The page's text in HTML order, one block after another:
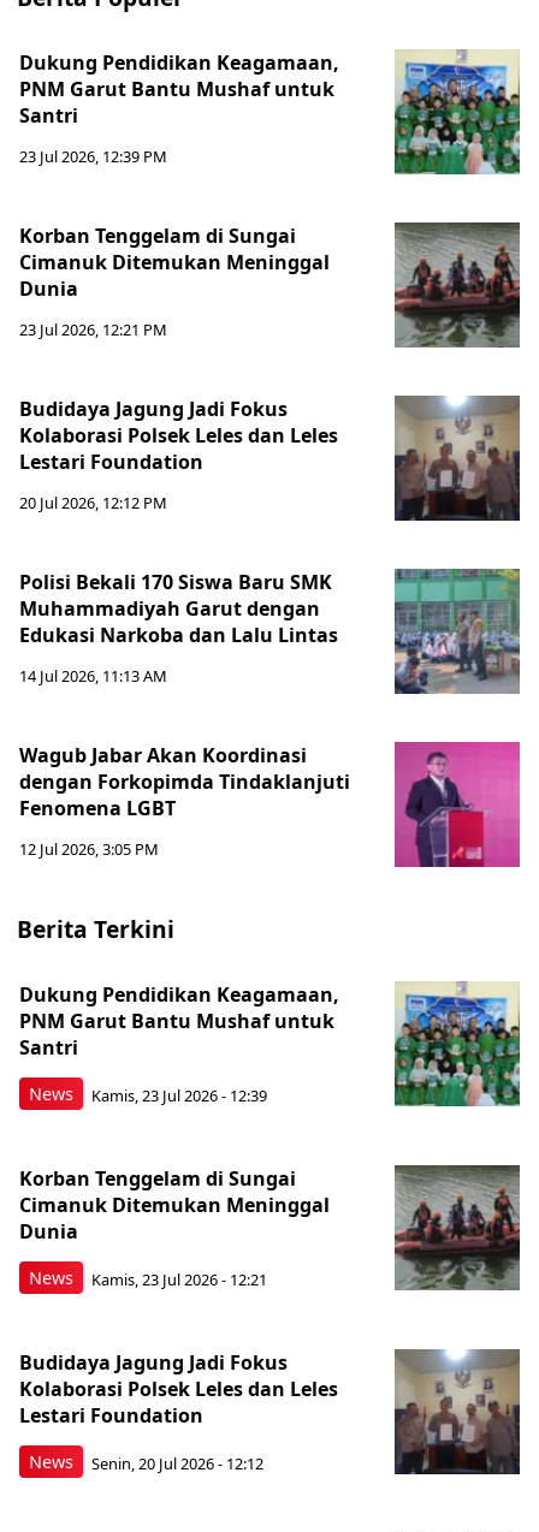
Dukung Pendidikan Keagamaan,
PNM Garut Bantu Mushaf untuk
Santri
23 Jul 2026, 12:39 PM
Korban Tenggelam di Sungai
Cimanuk Ditemukan Meninggal
Dunia
23 Jul 2026, 12:21 PM
Budidaya Jagung Jadi Fokus
Kolaborasi Polsek Leles dan Leles
Lestari Foundation
20 Jul 2026, 12:12 PM
Polisi Bekali 170 Siswa Baru SMK
Muhammadiyah Garut dengan
Edukasi Narkoba dan Lalu Lintas
14 Jul 2026, 11:13 AM
Wagub Jabar Akan Koordinasi
dengan Forkopimda Tindaklanjuti
Fenomena LGBT
12 Jul 2026, 3:05 PM
Berita Terkini
News
Dukung Pendidikan Keagamaan,
PNM Garut Bantu Mushaf untuk
Santri
Kamis, 23 Jul 2026 - 12:39
News
Korban Tenggelam di Sungai
Cimanuk Ditemukan Meninggal
Dunia
Kamis, 23 Jul 2026 - 12:21
News
Budidaya Jagung Jadi Fokus
Kolaborasi Polsek Leles dan Leles
Lestari Foundation
Senin, 20 Jul 2026 - 12:12